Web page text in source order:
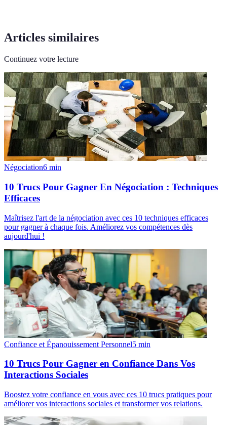
Articles similaires
Continuez votre lecture
Négociation6 min
10 Trucs Pour Gagner En Négociation : Techniques
Efficaces
Maîtrisez l'art de la négociation avec ces 10 techniques efficaces
pour gagner à chaque fois. Améliorez vos compétences dès
aujourd'hui !
Confiance et Épanouissement Personnel5 min
10 Trucs Pour Gagner en Confiance Dans Vos
Interactions Sociales
Boostez votre confiance en vous avec ces 10 trucs pratiques pour
améliorer vos interactions sociales et transformer vos relations.